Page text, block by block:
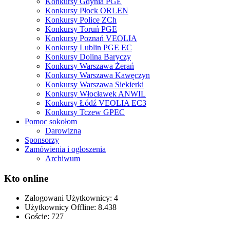
Konkursy Płock ORLEN
Konkursy Police ZCh
Konkursy Toruń PGE
Konkursy Poznań VEOLIA
Konkursy Lublin PGE EC
Konkursy Dolina Baryczy
Konkursy Warszawa Żerań
Konkursy Warszawa Kawęczyn
Konkursy Warszawa Siekierki
Konkursy Włocławek ANWIL
Konkursy Łódź VEOLIA EC3
Konkursy Tczew GPEC
Pomoc sokołom
Darowizna
Sponsorzy
Zamówienia i ogłoszenia
Archiwum
Kto online
Zalogowani Użytkownicy: 4
Użytkownicy Offline: 8.438
Goście: 727